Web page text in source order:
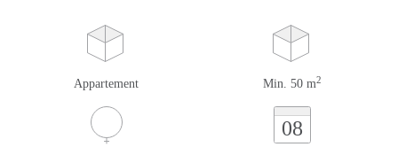
Appartement Min. 50 m2
08